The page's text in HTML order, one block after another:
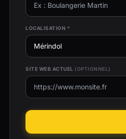
LOCALISATION *
SITE WEB ACTUEL (OPTIONNEL)